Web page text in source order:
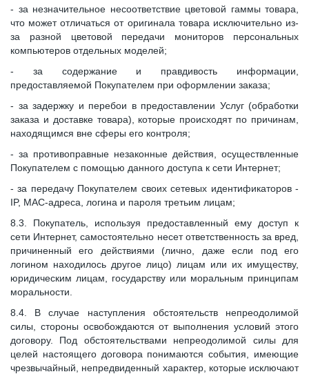
- за незначительное несоответствие цветовой гаммы товара,
что может отличаться от оригинала товара исключительно из-
за разной цветовой передачи мониторов персональных
компьютеров отдельных моделей;
- за содержание и правдивость информации,
предоставляемой Покупателем при оформлении заказа;
- за задержку и перебои в предоставлении Услуг (обработки
заказа и доставке товара), которые происходят по причинам,
находящимся вне сферы его контроля;
- за противоправные незаконные действия, осуществленные
Покупателем с помощью данного доступа к сети Интернет;
- за передачу Покупателем своих сетевых идентификаторов -
IP, MAC-адреса, логина и пароля третьим лицам;
8.3. Покупатель, используя предоставленный ему доступ к
сети Интернет, самостоятельно несет ответственность за вред,
причиненный его действиями (лично, даже если под его
логином находилось другое лицо) лицам или их имуществу,
юридическим лицам, государству или моральным принципам
моральности.
8.4. В случае наступления обстоятельств непреодолимой
силы, стороны освобождаются от выполнения условий этого
договору. Под обстоятельствами непреодолимой силы для
целей настоящего договора понимаются события, имеющие
чрезвычайный, непредвиденный характер, которые исключают